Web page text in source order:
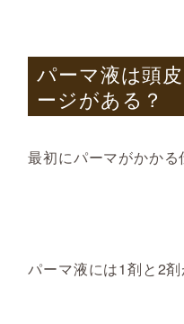
パーマ液は頭
ージがある？
最初にパーマがかかる
パーマ液には1剤と2剤